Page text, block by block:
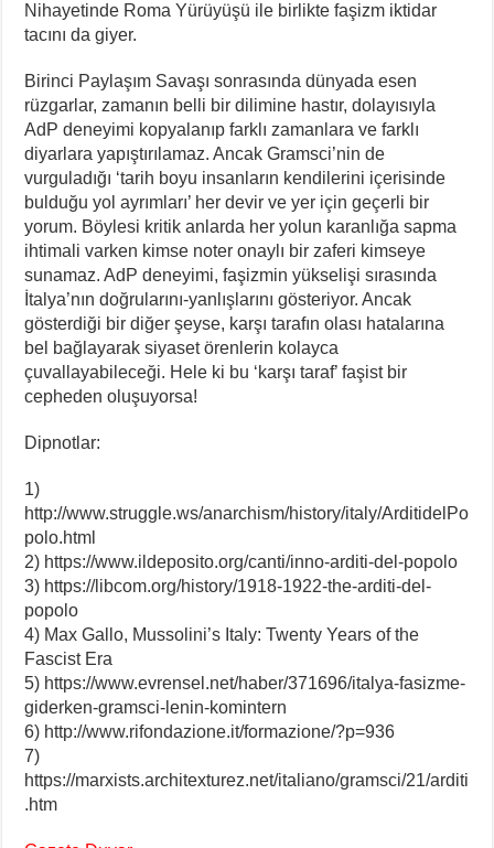
Nihayetinde Roma Yürüyüşü ile birlikte faşizm iktidar
tacını da giyer.
Birinci Paylaşım Savaşı sonrasında dünyada esen
rüzgarlar, zamanın belli bir dilimine hastır, dolayısıyla
AdP deneyimi kopyalanıp farklı zamanlara ve farklı
diyarlara yapıştırılamaz. Ancak Gramsci’nin de
vurguladığı ‘tarih boyu insanların kendilerini içerisinde
bulduğu yol ayrımları’ her devir ve yer için geçerli bir
yorum. Böylesi kritik anlarda her yolun karanlığa sapma
ihtimali varken kimse noter onaylı bir zaferi kimseye
sunamaz. AdP deneyimi, faşizmin yükselişi sırasında
İtalya’nın doğrularını-yanlışlarını gösteriyor. Ancak
gösterdiği bir diğer şeyse, karşı tarafın olası hatalarına
bel bağlayarak siyaset örenlerin kolayca
çuvallayabileceği. Hele ki bu ‘karşı taraf’ faşist bir
cepheden oluşuyorsa!
Dipnotlar:
1)
http://www.struggle.ws/anarchism/history/italy/ArditidelPo
polo.html
2) https://www.ildeposito.org/canti/inno-arditi-del-popolo
3) https://libcom.org/history/1918-1922-the-arditi-del-
popolo
4) Max Gallo, Mussolini’s Italy: Twenty Years of the
Fascist Era
5) https://www.evrensel.net/haber/371696/italya-fasizme-
giderken-gramsci-lenin-komintern
6) http://www.rifondazione.it/formazione/?p=936
7)
https://marxists.architexturez.net/italiano/gramsci/21/arditi
.htm